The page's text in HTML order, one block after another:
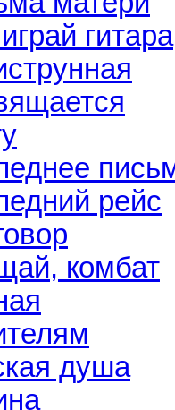
гитара
рейс
комбат
душа